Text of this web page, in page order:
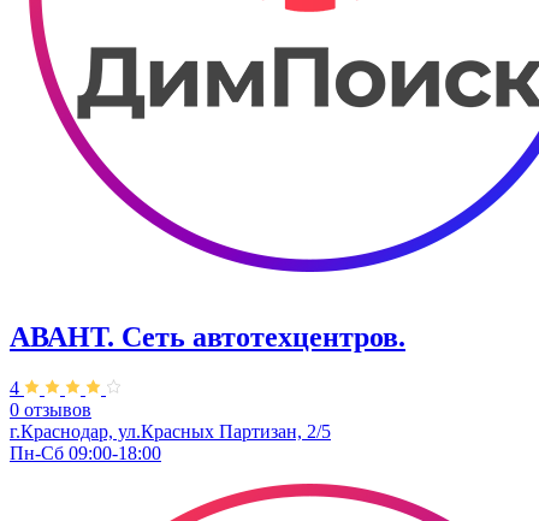
АВАНТ. ​Сеть автотехцентров.
4
0 отзывов
г.Краснодар, ул.Красных Партизан, 2/5
Пн-Сб 09:00-18:00